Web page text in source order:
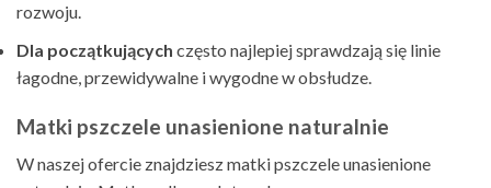
rozwoju.
Dla początkujących często najlepiej sprawdzają się linie
łagodne, przewidywalne i wygodne w obsłudze.
Matki pszczele unasienione naturalnie
W naszej ofercie znajdziesz matki pszczele unasienione